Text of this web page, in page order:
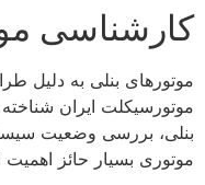
کارشناسی
موتورهای بنلی به دلیل
موتورسیکلت‌ ایران
بنلی، بررسی وضعیت
موتوری بسیار حائز